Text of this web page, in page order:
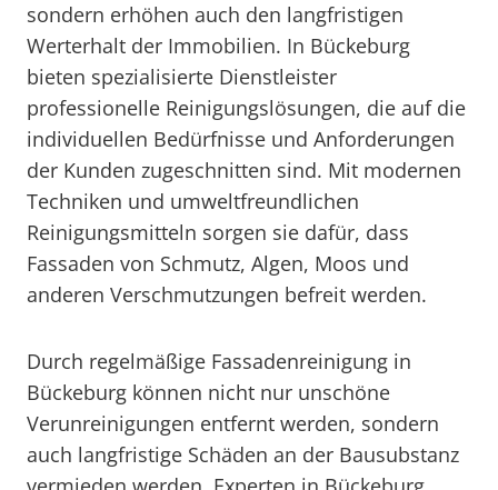
sondern erhöhen auch den langfristigen
Werterhalt der Immobilien. In Bückeburg
bieten spezialisierte Dienstleister
professionelle Reinigungslösungen, die auf die
individuellen Bedürfnisse und Anforderungen
der Kunden zugeschnitten sind. Mit modernen
Techniken und umweltfreundlichen
Reinigungsmitteln sorgen sie dafür, dass
Fassaden von Schmutz, Algen, Moos und
anderen Verschmutzungen befreit werden.
Durch regelmäßige Fassadenreinigung in
Bückeburg können nicht nur unschöne
Verunreinigungen entfernt werden, sondern
auch langfristige Schäden an der Bausubstanz